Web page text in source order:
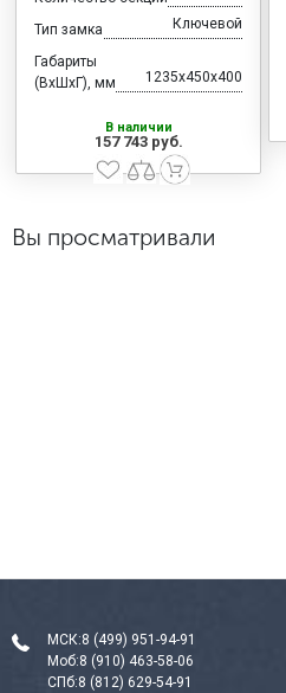
Тип замка Ключевой
Габариты
(ВхШхГ), мм
1235x450x400
В наличии
157 743 руб.
Вы просматривали
МСК:8 (499) 951-94-91
Моб:8 (910) 463-58-06
СПб:8 (812) 629-54-91